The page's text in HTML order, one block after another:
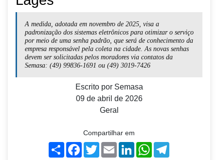
A medida, adotada em novembro de 2025, visa a
padronização dos sistemas eletrônicos para otimizar o serviço
por meio de uma senha padrão, que será de conhecimento da
empresa responsável pela coleta na cidade. As novas senhas
devem ser solicitadas pelos moradores via contatos da
Semasa: (49) 99836-1691 ou (49) 3019-7426
Escrito por Semasa
09 de abril de 2026
Geral
Compartilhar em
ShareFacebook
TwitterEmailLinkedInWhatsApp